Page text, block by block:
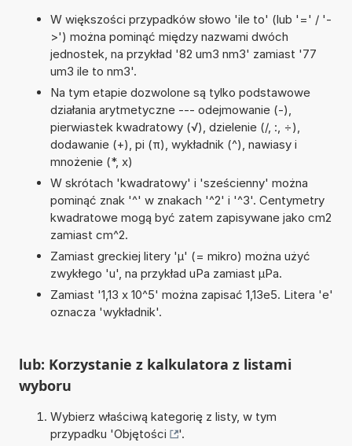
W większości przypadków słowo 'ile to' (lub '=' / '-
>') można pominąć między nazwami dwóch
jednostek, na przykład '82 um3 nm3' zamiast '77
um3 ile to nm3'.
Na tym etapie dozwolone są tylko podstawowe
działania arytmetyczne --- odejmowanie (-),
pierwiastek kwadratowy (√), dzielenie (/, :, ÷),
dodawanie (+), pi (π), wykładnik (^), nawiasy i
mnożenie (*, x)
W skrótach 'kwadratowy' i 'sześcienny' można
pominąć znak '^' w znakach '^2' i '^3'. Centymetry
kwadratowe mogą być zatem zapisywane jako cm2
zamiast cm^2.
Zamiast greckiej litery 'µ' (= mikro) można użyć
zwykłego 'u', na przykład uPa zamiast µPa.
Zamiast '1,13 x 10^5' można zapisać 1,13e5. Litera 'e'
oznacza 'wykładnik'.
lub: Korzystanie z kalkulatora z listami
wyboru
Wybierz właściwą kategorię z listy, w tym
przypadku 'Objętości
'.